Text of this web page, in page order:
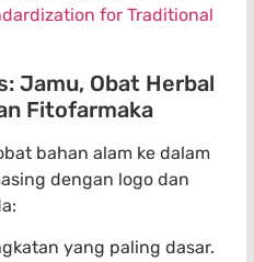
for Traditional
Jamu, Obat Herbal
Fitofarmaka
bahan alam ke dalam
dengan logo dan
yang paling dasar.